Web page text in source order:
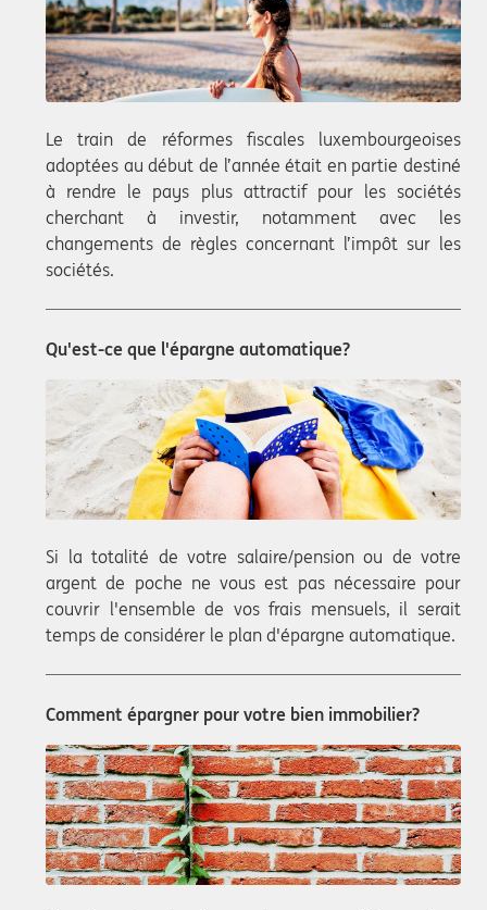
Le train de réformes fiscales luxembourgeoises
adoptées au début de l’année était en partie destiné
à rendre le pays plus attractif pour les sociétés
cherchant à investir, notamment avec les
changements de règles concernant l’impôt sur les
sociétés.
Qu'est-ce que l'épargne automatique?
Si la totalité de votre salaire/pension ou de votre
argent de poche ne vous est pas nécessaire pour
couvrir l'ensemble de vos frais mensuels, il serait
temps de considérer le plan d'épargne automatique.
Comment épargner pour votre bien immobilier?